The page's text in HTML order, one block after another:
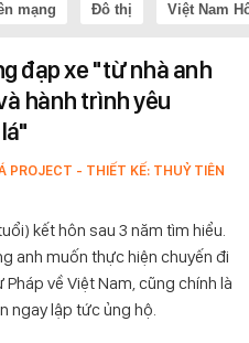
mạng Đô thị Việt Nam
đạp xe "từ nhà anh
hành trình yêu
PROJECT - THIẾT KẾ: THUỶ TIÊN
kết hôn sau 3 năm tìm hiểu.
anh muốn thực hiện chuyến đi
về Việt Nam, cũng chính là
ngay lập tức ủng hộ.